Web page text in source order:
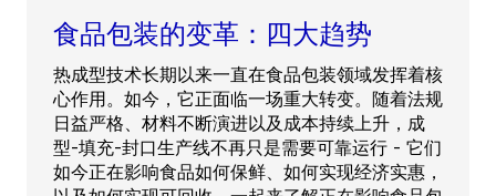
食品包装的变革：四大趋势
热成型技术长期以来一直在食品包装领域发挥着核
心作用。如今，它正面临一场重大转变。随着法规
日益严格、材料不断演进以及成本持续上升，成
型-填充-封口生产线不再只是需要可靠运行 - 它们
如今正在影响食品如何保鲜、如何实现经济实惠，